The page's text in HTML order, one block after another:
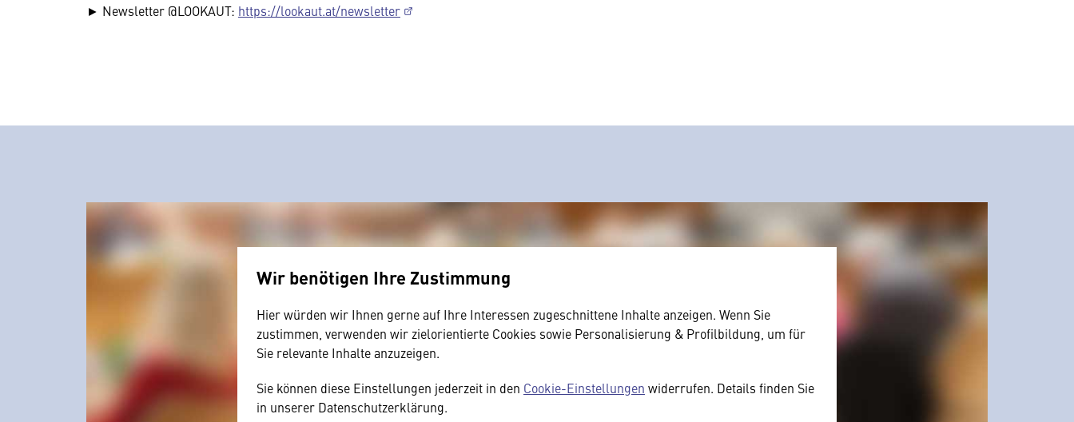
► Newsletter @LOOKAUT: https://lookaut.at/newsletter
Wir benötigen Ihre Zustimmung
Hier würden wir Ihnen gerne auf Ihre Interessen zugeschnittene Inhalte anzeigen. Wenn Sie
zustimmen, verwenden wir zielorientierte Cookies sowie Personalisierung & Profilbildung, um für
Sie relevante Inhalte anzuzeigen.
Sie können diese Einstellungen jederzeit in den Cookie-Einstellungen widerrufen. Details finden Sie
in unserer Datenschutzerklärung.